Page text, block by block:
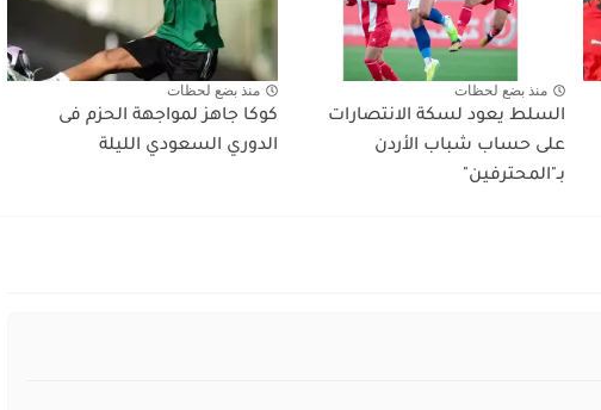
منذ بضع لحظات
السلط يعود لسكة الانتصارات
على حساب شباب الأردن
بـ"المحترفين"
منذ بضع لحظات
كوكا جاهز لمواجهة الحزم فى
الدوري السعودي الليلة